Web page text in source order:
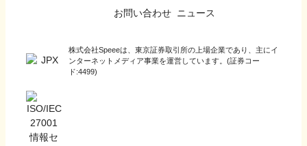
お問い合わせ ニュース
株式会社Speeeは、東京証券取引所の上場企業であり、主にイ
ンターネットメディア事業を運営しています。(証券コー
ド:4499)